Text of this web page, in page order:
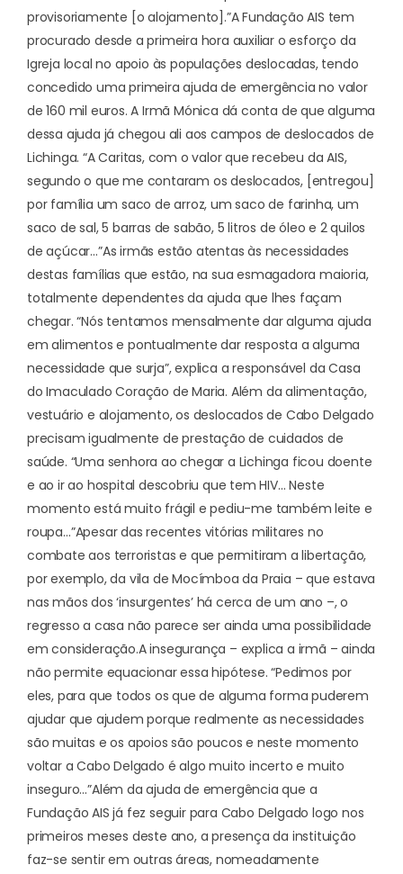
provisoriamente [o alojamento].”A Fundação AIS tem
procurado desde a primeira hora auxiliar o esforço da
Igreja local no apoio às populações deslocadas, tendo
concedido uma primeira ajuda de emergência no valor
de 160 mil euros. A Irmã Mónica dá conta de que alguma
dessa ajuda já chegou ali aos campos de deslocados de
Lichinga. “A Caritas, com o valor que recebeu da AIS,
segundo o que me contaram os deslocados, [entregou]
por família um saco de arroz, um saco de farinha, um
saco de sal, 5 barras de sabão, 5 litros de óleo e 2 quilos
de açúcar…”As irmãs estão atentas às necessidades
destas famílias que estão, na sua esmagadora maioria,
totalmente dependentes da ajuda que lhes façam
chegar. “Nós tentamos mensalmente dar alguma ajuda
em alimentos e pontualmente dar resposta a alguma
necessidade que surja”, explica a responsável da Casa
do Imaculado Coração de Maria. Além da alimentação,
vestuário e alojamento, os deslocados de Cabo Delgado
precisam igualmente de prestação de cuidados de
saúde. “Uma senhora ao chegar a Lichinga ficou doente
e ao ir ao hospital descobriu que tem HIV… Neste
momento está muito frágil e pediu-me também leite e
roupa…”Apesar das recentes vitórias militares no
combate aos terroristas e que permitiram a libertação,
por exemplo, da vila de Mocímboa da Praia – que estava
nas mãos dos ‘insurgentes’ há cerca de um ano –, o
regresso a casa não parece ser ainda uma possibilidade
em consideração.A insegurança – explica a irmã – ainda
não permite equacionar essa hipótese. “Pedimos por
eles, para que todos os que de alguma forma puderem
ajudar que ajudem porque realmente as necessidades
são muitas e os apoios são poucos e neste momento
voltar a Cabo Delgado é algo muito incerto e muito
inseguro…”Além da ajuda de emergência que a
Fundação AIS já fez seguir para Cabo Delgado logo nos
primeiros meses deste ano, a presença da instituição
faz-se sentir em outras áreas, nomeadamente